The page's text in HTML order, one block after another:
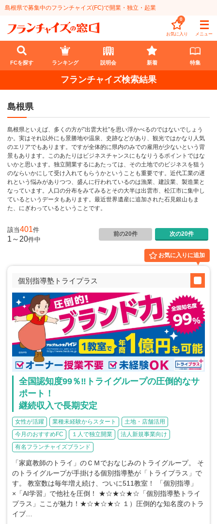
島根県で募集中のフランチャイズ(FC)で開業・独立・起業
お気に入り
0
メニュー
FCを探す
業種
代理店業
教育・保育業
飲食・菓子業
サービス業
小売業
海外FC本部
インターン独立・社員募集
開業資金
1円〜100万円
101万円～300万円
301万円～500万円
1001万円以上
エリア
北海道
東北
関東
近畿
四国
中国
九州・沖縄
ランキング
総合ランキング
塾
リペアクリーニング
100万以下で開業
夫婦で開業
脱サラで開業
法人様オススメ
副業・サイドビジネス
週間ランキング
説明会
お役立ち情報コラム
会員登録
FCを探す ランキング 説明会 新着 特集
フランチャイズ検索結果
島根県
島根県といえば、多くの方が”出雲大社”を思い浮かべるのではないでしょう
か。実はそれ以外にも景勝地や温泉、史跡などがあり、観光ではかなり人気
のエリアでもあります。ですが全体的に県内のみでの雇用が少ないという背
景もあります。このあたりはビジネスチャンスにもなりうるポイントではな
いかと思います。独立開業するにあたっては、その土地でのビジネスを狙う
のならいかにして受け入れてもらうかということも重要です。近代工業の遅
れという悩みがありつつ、盛んに行われているのは漁業、建設業、製造業と
なっています。人口の分布をみてみるとその大半は出雲市、松江市に集中し
ているというデータもあります。最近世界遺産に追加された石見銀山もま
た、にぎわっているということです。
該当401件
1～20件中
前の20件 次の20件
お気に入りに追加
個別指導塾トライプラス
全国認知度99％‼トライグループの圧倒的なサ
ポート！
継続収入で長期安定
女性が活躍 業種未経験からスタート
土地・店舗活用
今月のおすすめFC
１人で独立開業
法人新規事業向け
有名フランチャイズブランド
「家庭教師のトライ」のＣＭでおなじみのトライグループ。 そ
のトライグループが手掛ける個別指導塾が「トライプラス」で
す。 教室数は毎年増え続け、ついに511教室！ 「個別指導」
×「AI学習」で他社を圧倒！ ★☆★☆★☆「個別指導塾トライ
プラス」ここが魅力！★☆★☆★☆ １）圧倒的な知名度のトラ
イブ…